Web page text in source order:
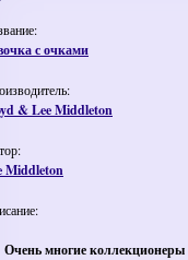
с очками
& Lee Middleton
Middleton
Очень многие коллекционеры